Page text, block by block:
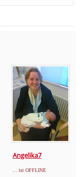
Angelika7
... ist OFFLINE